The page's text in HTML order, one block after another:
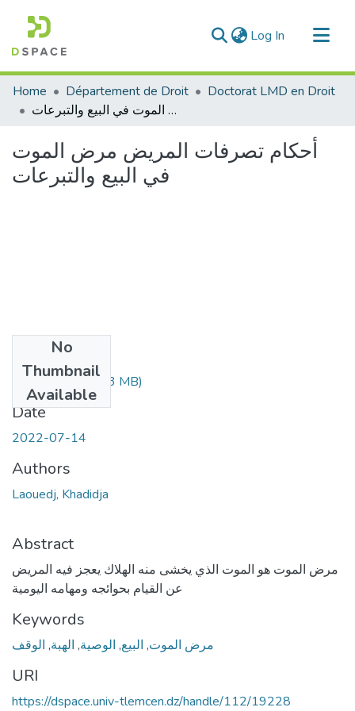
Log In (current)
Communities & Collections
All of DSpace
Home Département de Droit
Doctorat LMD en Droit
أحكام تصرفات المريض مرض الموت في البيع والتبرعات
أحكام تصرفات المريض مرض الموت
في البيع والتبرعات
No
Thumbnail
Available
Dlaouedj.pdf(64.3 MB)
Date
2022-07-14
Authors
Laouedj, Khadidja
Abstract
مرض الموت هو الموت الذي يخشى منه الهلاك يعجز فيه المريض
عن القيام بحوائجه ومهامه اليومية
Keywords
مرض الموت, البيع, الوصية, الهبة, الوقف
URI
https://dspace.univ-tlemcen.dz/handle/112/19228